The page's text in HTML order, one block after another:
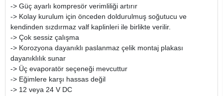
-> Güç ayarlı kompresör verimliliği artırır
-> Kolay kurulum için önceden doldurulmuş soğutucu ve
kendinden sızdırmaz valf kaplinleri ile birlikte verilir.
-> Çok sessiz çalışma
-> Korozyona dayanıklı paslanmaz çelik montaj plakası
dayanıklılık sunar
-> Üç evaporatör seçeneği mevcuttur
-> Eğimlere karşı hassas değil
-> 12 veya 24 V DC